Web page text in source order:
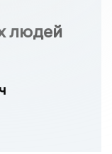
людей